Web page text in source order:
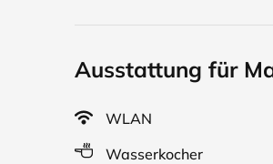
Zusätzlich zu unseren
kostenlosen Leistungen und
unsere Gäste erhalten bei
Reit im Winkl und im
an den Benzeck-Skiliften im
Ausstattung für
WLAN
Wasserkocher